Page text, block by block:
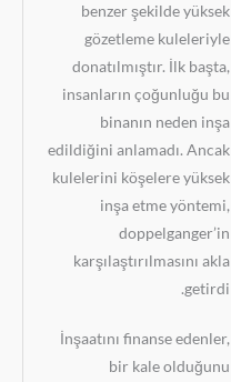
benzer şekilde yüksek
gözetleme kuleleriyle
donatılmıştır. İlk başta,
insanların çoğunluğu bu
binanın neden inşa
edildiğini anlamadı. Ancak
kulelerini köşelere yüksek
inşa etme yöntemi,
doppelganger’in
karşılaştırılmasını akla
getirdi.
İnşaatını finanse edenler,
bir kale olduğunu